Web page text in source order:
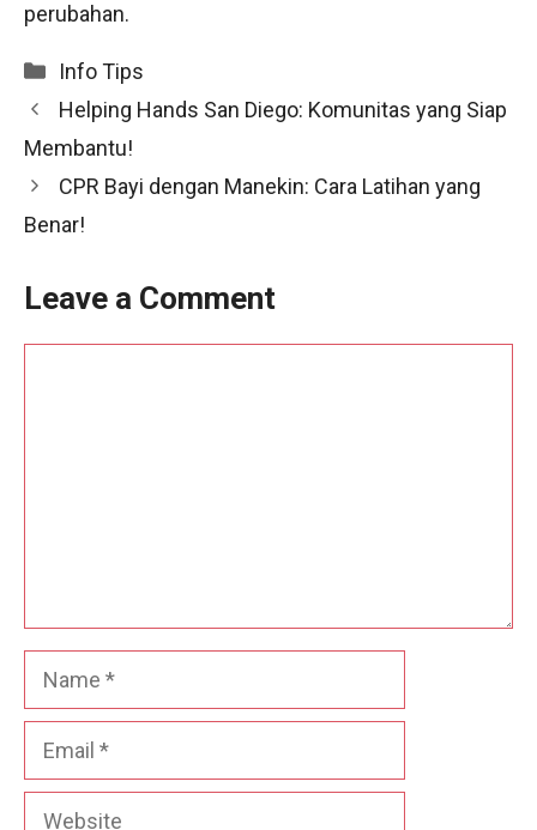
perubahan.
Categories
Info Tips
Helping Hands San Diego: Komunitas yang Siap
Membantu!
CPR Bayi dengan Manekin: Cara Latihan yang
Benar!
Leave a Comment
Website